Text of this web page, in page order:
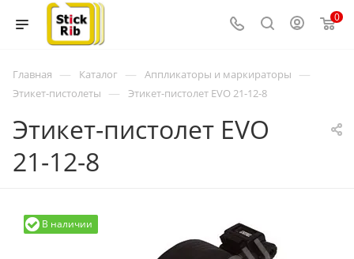
0
Главная — Каталог — Аппликаторы и маркираторы —
Этикет-пистолеты — Этикет-пистолет EVO 21-12-8
Этикет-пистолет EVO
21-12-8
В наличии